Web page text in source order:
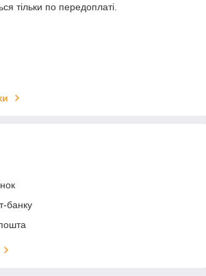
тільки по передоплаті.
банку